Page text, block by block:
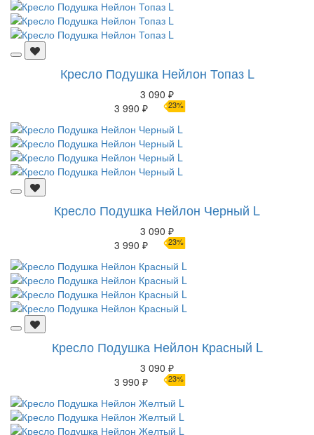
Кресло Подушка Нейлон Топаз L
3 090 ₽
3 990 ₽
23%
Кресло Подушка Нейлон Черный L
3 090 ₽
3 990 ₽
23%
Кресло Подушка Нейлон Красный L
3 090 ₽
3 990 ₽
23%